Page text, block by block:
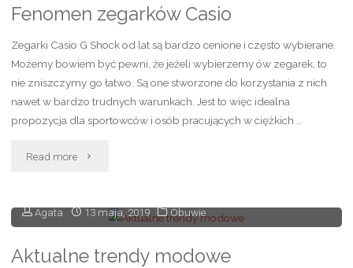
lubiącego
adrenalinę"
Fenomen zegarków Casio
Zegarki Casio G Shock od lat są bardzo cenione i często wybierane.
Możemy bowiem być pewni, że jeżeli wybierzemy ów zegarek, to
nie zniszczymy go łatwo. Są one stworzone do korzystania z nich
nawet w bardzo trudnych warunkach. Jest to więc idealna
propozycja dla sportowców i osób pracujących w ciężkich …
Read more "Fenomen
Casio"
Agata 13 maja, 2019 Obuwie
Aktualne trendy modowe